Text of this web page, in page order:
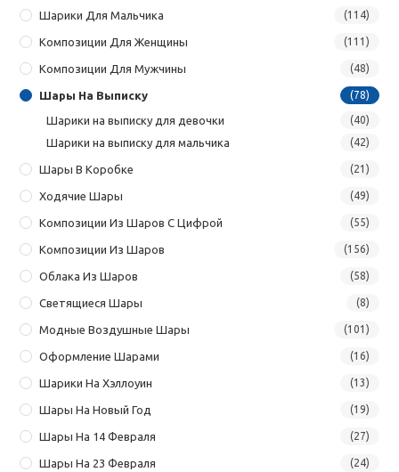
Шарики Для Мальчика (114)
Композиции Для Женщины (111)
Композиции Для Мужчины (48)
Шары На Выписку (78)
Шарики на выписку для девочки (40)
Шарики на выписку для мальчика (42)
Шары В Коробке (21)
Ходячие Шары (49)
Композиции Из Шаров С Цифрой (55)
Композиции Из Шаров (156)
Облака Из Шаров (58)
Светящиеся Шары (8)
Модные Воздушные Шары (101)
Оформление Шарами (16)
Шарики На Хэллоуин (13)
Шары На Новый Год (19)
Шары На 14 Февраля (27)
Шары На 23 Февраля (24)